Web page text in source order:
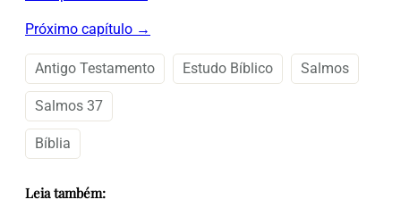
Próximo capítulo →
Antigo Testamento Estudo Bíblico Salmos
Salmos 37
Bíblia
Leia também: